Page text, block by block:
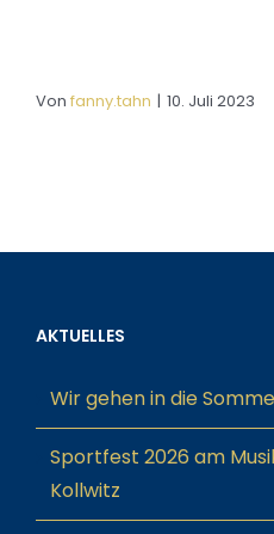
Von fanny.tahn | 10. Juli 2023
AKTUELLES
Wir gehen in die
Sportfest 2026 am
Kollwitz